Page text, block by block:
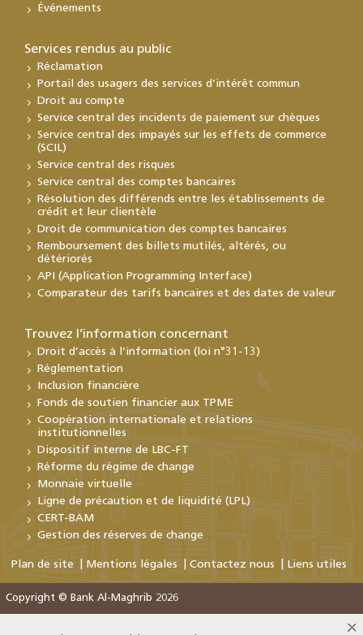
Événements
Services rendus au public
Réclamation
Portail des usagers des services d’intérêt commun
Droit au compte
Service central des incidents de paiement sur chèques
Service central des impayés sur les effets de commerce
(SCIL)
Service central des risques
Service central des comptes bancaires
Résolution des différends entre les établissements de
crédit et leur clientèle
Droit de communication des comptes bancaires
Remboursement des billets mutilés, altérés, ou
détériorés
API (Application Programming Interface)
Comparateur des tarifs bancaires et des dates de valeur
Trouvez l’information concernant
Droit d’accès à l’information (loi n°31-13)
Réglementation
Inclusion financière
Fonds de soutien financier aux TPME
Coopération internationale et relations
institutionnelles
Dispositif interne de LBC-FT
Réforme du régime de change
Monnaie virtuelle
Ligne de précaution et de liquidité (LPL)
CERT-BAM
Gestion des réserves de change
Plan de site Mentions légales Contactez nous Liens utiles
Copyright © Bank Al-Maghrib 2026